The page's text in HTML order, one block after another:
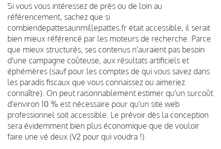
Si vous vous intéressez de près ou de loin au
référencement, sachez que si
combiendepattesaunmillepattes.fr était accessible, il serait
bien mieux référencé par les moteurs de recherche. Parce
que mieux structurés, ses contenus n'auraient pas besoin
d'une campagne coûteuse, aux résultats artificiels et
éphémères (sauf pour les comptes de qui vous savez dans
les paradis fiscaux que vous connaissez ou aimeriez
connaître). On peut raisonnablement estimer qu'un surcoût
d'environ 10 % est nécessaire pour qu'un site web
professionnel soit accessible. Le prévoir dès la conception
sera évidemment bien plus économique que de vouloir
faire une vé deux (V2 pour qui voudra !).